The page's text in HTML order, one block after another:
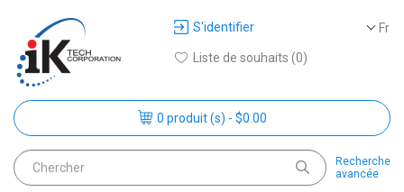
Fr
S'identifier
Liste de souhaits (0)
0 produit (s) - $0.00
Recherche
avancée